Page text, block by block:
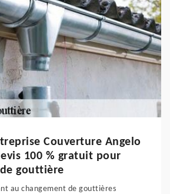
Couverture Angelo
100 % gratuit pour
gouttière
au changement de gouttières